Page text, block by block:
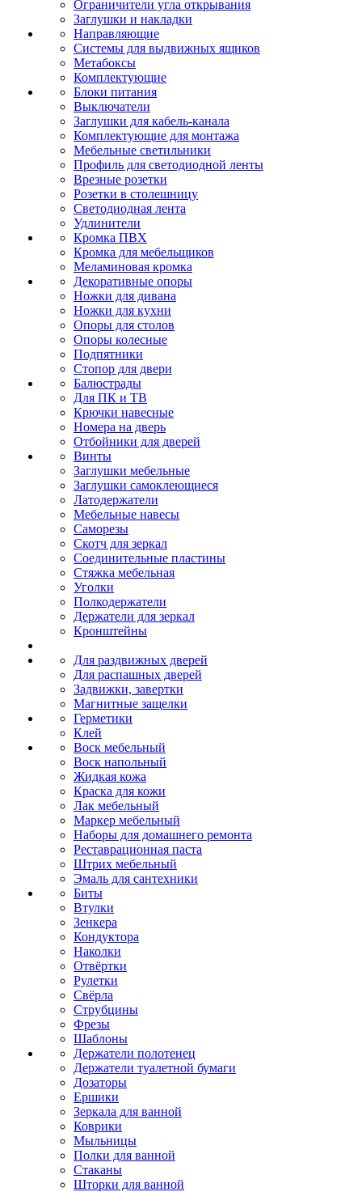
Ограничители угла открывания
Заглушки и накладки
Направляющие
Системы для выдвижных ящиков
Метабоксы
Комплектующие
Блоки питания
Выключатели
Заглушки для кабель-канала
Комплектующие для монтажа
Мебельные светильники
Профиль для светодиодной ленты
Врезные розетки
Розетки в столешницу
Светодиодная лента
Удлинители
Кромка ПВХ
Кромка для мебельщиков
Меламиновая кромка
Декоративные опоры
Ножки для дивана
Ножки для кухни
Опоры для столов
Опоры колесные
Подпятники
Стопор для двери
Балюстрады
Для ПК и ТВ
Крючки навесные
Номера на дверь
Отбойники для дверей
Винты
Заглушки мебельные
Заглушки самоклеющиеся
Латодержатели
Мебельные навесы
Саморезы
Скотч для зеркал
Соединительные пластины
Стяжка мебельная
Уголки
Полкодержатели
Держатели для зеркал
Кронштейны
Для раздвижных дверей
Для распашных дверей
Задвижки, завертки
Магнитные защелки
Герметики
Клей
Воск мебельный
Воск напольный
Жидкая кожа
Краска для кожи
Лак мебельный
Маркер мебельный
Наборы для домашнего ремонта
Реставрационная паста
Штрих мебельный
Эмаль для сантехники
Биты
Втулки
Зенкера
Кондуктора
Наколки
Отвёртки
Рулетки
Свёрла
Струбцины
Фрезы
Шаблоны
Держатели полотенец
Держатели туалетной бумаги
Дозаторы
Ершики
Зеркала для ванной
Коврики
Мыльницы
Полки для ванной
Стаканы
Шторки для ванной